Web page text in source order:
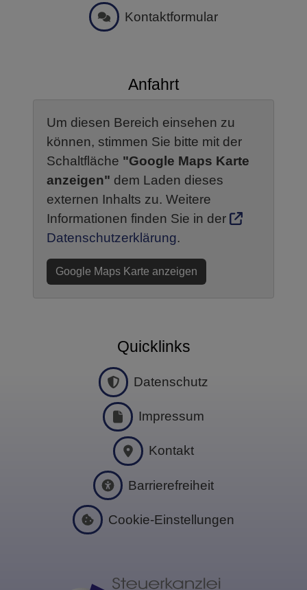
Quicklinks
Datenschutz
Impressum
Kontakt
Cookie‑Einstellungen
© 2026 Steuerkanzlei Pinner
anzeigen"dem Laden dieses
externen Inhalts zu. Weitere
Google Maps Karte anzeigen